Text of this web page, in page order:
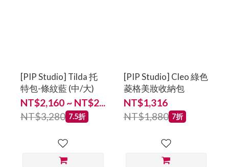
[PIP Studio] Tilda 托
特包-條紋藍 (中/大)
NT$2,160 ~ NT$2...
NT$3,280 7.5折
[PIP Studio] Cleo 綠色
菱格美妝收納包
NT$1,316
NT$1,880 7折